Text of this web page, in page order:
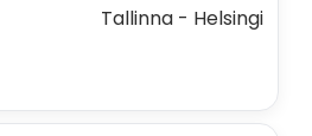
Tallinna - Helsingi